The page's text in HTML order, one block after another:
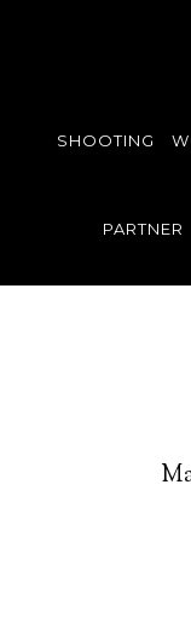
SHOOTING
PARTNER